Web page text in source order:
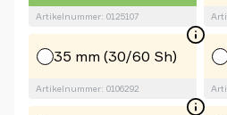
Artikelnummer: 0125107
35 mm (30/60 Sh)
Artikelnummer: 0106292